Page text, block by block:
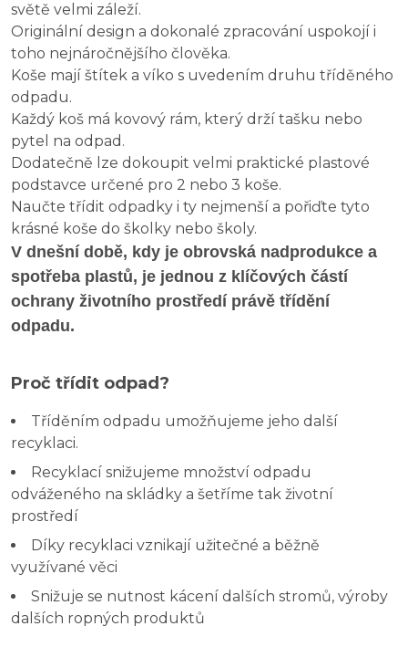
světě velmi záleží.
Originální design a dokonalé zpracování uspokojí i
toho nejnáročnějšího člověka.
Koše mají štítek a víko s uvedením druhu tříděného
odpadu.
Každý koš má kovový rám, který drží tašku nebo
pytel na odpad.
Dodatečně lze dokoupit velmi praktické plastové
podstavce určené pro 2 nebo 3 koše.
Naučte třídit odpadky i ty nejmenší a pořiďte tyto
krásné koše do školky nebo školy.
V dnešní době, kdy je obrovská nadprodukce a
spotřeba plastů, je jednou z klíčových částí
ochrany životního prostředí právě třídění
odpadu.
Proč třídit odpad?
Tříděním odpadu umožňujeme jeho další
recyklaci.
Recyklací snižujeme množství odpadu
odváženého na skládky a šetříme tak životní
prostředí
Díky recyklaci vznikají užitečné a běžně
využívané věci
Snižuje se nutnost kácení dalších stromů, výroby
dalších ropných produktů